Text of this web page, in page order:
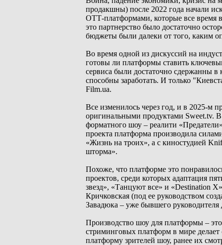
продакшны) после 2022 года начали
ОТТ-платформами, которые все время
это партнерство было достаточно
бюджеты были далеки от того, каким
Во время одной из дискуссий на
готовы ли платформы ставить
сервиса были достаточно сдержанны в
способны заработать. И только
Film.ua.
Все изменилось через год, и в 2025-м
оригинальными продуктами Sweet.tv.
форматного шоу – реалити
проекта платформа производила
«Жизнь на троих», а с киностудией
шторма».
Похоже, что платформе это
проектов, среди которых адаптация
звезд», «Танцуют все» и «Destination
Кричковская (под ее руководством
Завадюка – уже бывшего
Производство шоу для платформы –
стриминговых платформ в мире делает
платформу зрителей шоу, ранее их